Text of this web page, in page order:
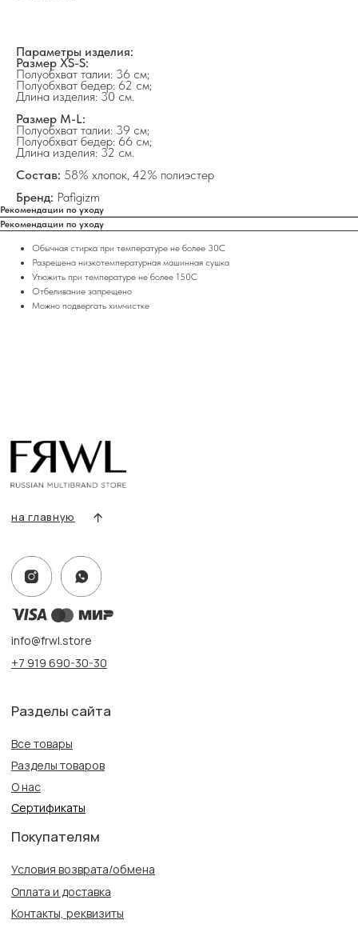
Параметры изделия:
Размер XS-S:
Полуобхват талии: 36 см;
Полуобхват бедер: 62 см;
Длина изделия: 30 см.
Размер M-L:
Полуобхват талии: 39 см;
Полуобхват бедер: 66 см;
Длина изделия: 32 см.
Состав: 58% хлопок, 42% полиэстер
Бренд: Pafigizm
Рекомендации по уходу
Рекомендации по уходу
Обычная стирка при температуре не более 30С
Разрешена низкотемпературная машинная сушка
Утюжить при температуре не более 150С
Отбеливание запрещено
Можно подвергать химчистке
Разделы сайта
Все товары
Разделы товаров
Политика конфиденциальности
Публичная оферта
Создание сайта
на главную
г. Казань, ул. Кремлевская, 2а ПН-ВС с 11:00 до 20:00
Адрес:
г. Казань, ул. Проспект Победы, 141 ТЦ МЕГА
info@frwl.store
+7 919 690-30-30